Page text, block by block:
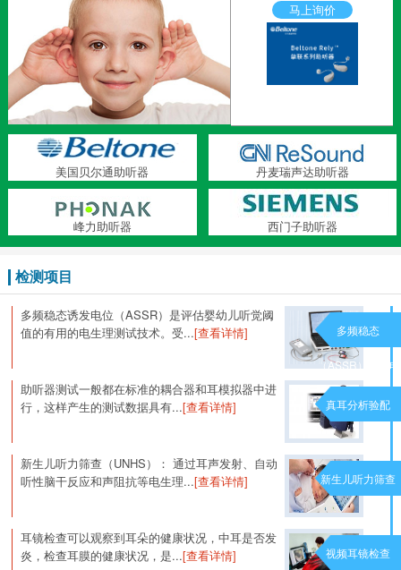
马上询价
美国贝尔通助听器 丹麦瑞声达助听器
峰力助听器 西门子助听器
检测项目
多频稳态诱发电位（ASSR）是评估婴幼儿听觉阈
值的有用的电生理测试技术。受...[查看详情] 多频稳态
（ASSR）诱发电
位
助听器测试一般都在标准的耦合器和耳模拟器中进
行，这样产生的测试数据具有...[查看详情] 真耳分析验配
新生儿听力筛查（UNHS）： 通过耳声发射、自动
听性脑干反应和声阻抗等电生理...[查看详情] 新生儿听力筛查
耳镜检查可以观察到耳朵的健康状况，中耳是否发
炎，检查耳膜的健康状况，是...[查看详情] 视频耳镜检查